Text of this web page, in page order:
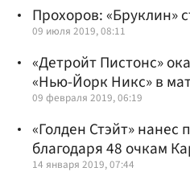
Прохоров: «Бруклин»
09 июля 2019, 08:11
«Детройт Пистонс»
«Нью-Йорк Никс» в
09 февраля 2019, 06:19
«Голден Стэйт» нанес
благодаря 48 очкам
14 января 2019, 07:44